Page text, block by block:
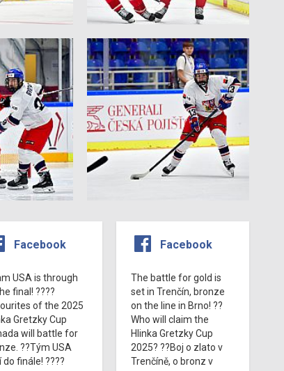
Facebook
USA is through
final! ????
of the 2025
Gretzky Cup
will battle for
??Tým USA
do finále! ????
Facebook
The battle for gold is
set in Trenčín, bronze
on the line in Brno! ??
Who will claim the
Hlinka Gretzky Cup
2025? ??Boj o zlato v
Trenčíně, o bronz v